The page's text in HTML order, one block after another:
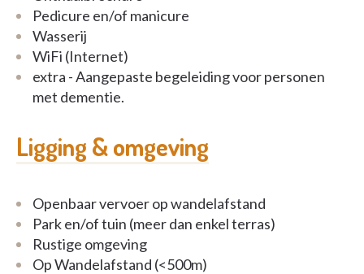
Pedicure en/of manicure
Wasserij
WiFi (Internet)
extra - Aangepaste begeleiding voor personen
met dementie.
Ligging & omgeving
Openbaar vervoer op wandelafstand
Park en/of tuin (meer dan enkel terras)
Rustige omgeving
Op Wandelafstand (<500m)